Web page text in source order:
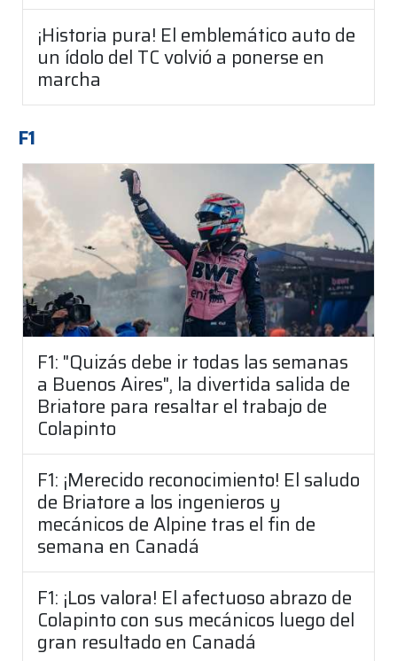
¡Historia pura! El emblemático auto de
un ídolo del TC volvió a ponerse en
marcha
F1
F1: "Quizás debe ir todas las semanas
a Buenos Aires", la divertida salida de
Briatore para resaltar el trabajo de
Colapinto
F1: ¡Merecido reconocimiento! El saludo
de Briatore a los ingenieros y
mecánicos de Alpine tras el fin de
semana en Canadá
F1: ¡Los valora! El afectuoso abrazo de
Colapinto con sus mecánicos luego del
gran resultado en Canadá